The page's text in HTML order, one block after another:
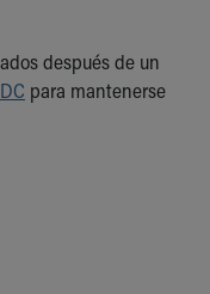
después de un
para mantenerse